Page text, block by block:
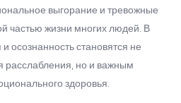
выгорание и тревожные
частью жизни многих людей. В
осознанность становятся не
расслабления, но и важным
здоровья.